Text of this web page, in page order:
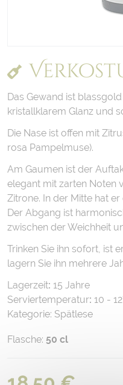
Das Gewand ist
kristallklarem Glanz und
Die Nase ist offen mit
rosa Pampelmuse).
Am Gaumen ist der
elegant mit zarten Noten
Zitrone. In der Mitte hat
Der Abgang ist
zwischen der Weichheit
Trinken Sie ihn sofort, ist
lagern Sie ihn mehrere
Lagerzeit: 15 Jahre
Serviertemperatur: 10 -
Kategorie: Spätlese
Flasche: 50 cl